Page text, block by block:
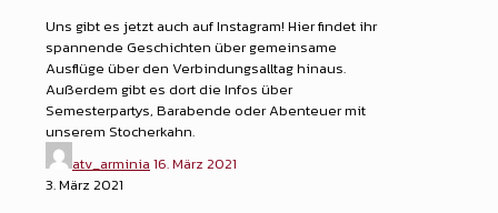
Uns gibt es jetzt auch auf Instagram! Hier findet ihr
spannende Geschichten über gemeinsame
Ausflüge über den Verbindungsalltag hinaus.
Außerdem gibt es dort die Infos über
Semesterpartys, Barabende oder Abenteuer mit
unserem Stocherkahn.
atv_arminia 16. März 2021
3. März 2021